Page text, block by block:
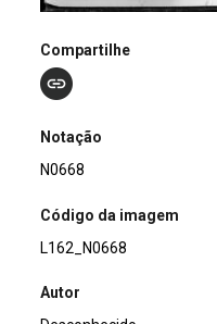
Compartilhe
Notação
N0668
Código da imagem
L162_N0668
Autor